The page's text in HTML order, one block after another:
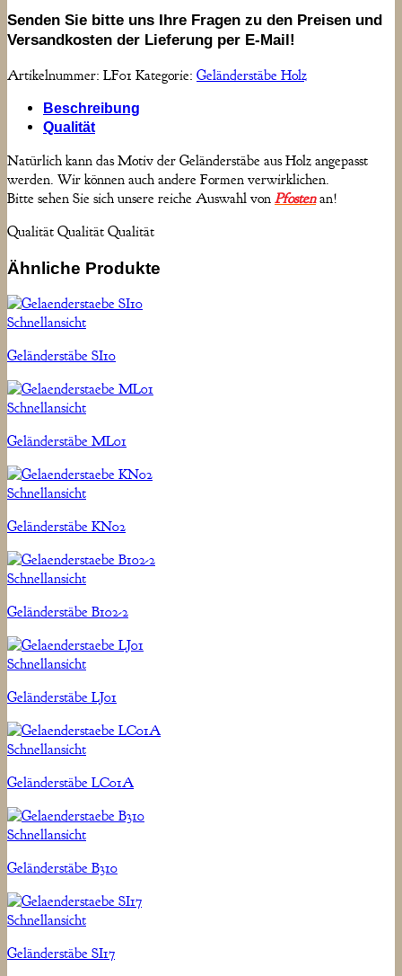
Senden Sie bitte uns Ihre Fragen zu den Preisen und
Versandkosten der Lieferung per E-Mail!
Artikelnummer: LF01 Kategorie: Geländerstäbe Holz
Beschreibung
Qualität
Natürlich kann das Motiv der Geländerstäbe aus Holz angepasst
werden. Wir können auch andere Formen verwirklichen.
Bitte sehen Sie sich unsere reiche Auswahl von Pfostenan!
Qualität Qualität Qualität
Ähnliche Produkte
Schnellansicht
Geländerstäbe SI10
Schnellansicht
Geländerstäbe ML01
Schnellansicht
Geländerstäbe KN02
Schnellansicht
Geländerstäbe B102-2
Schnellansicht
Geländerstäbe LJ01
Schnellansicht
Geländerstäbe LC01A
Schnellansicht
Geländerstäbe B310
Schnellansicht
Geländerstäbe SI17